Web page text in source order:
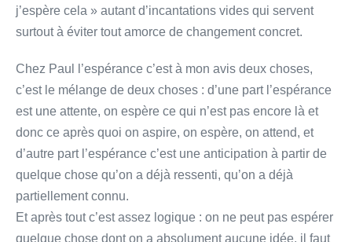
j’espère cela » autant d’incantations vides qui servent
surtout à éviter tout amorce de changement concret.
Chez Paul l’espérance c’est à mon avis deux choses,
c’est le mélange de deux choses : d’une part l’espérance
est une attente, on espère ce qui n’est pas encore là et
donc ce après quoi on aspire, on espère, on attend, et
d’autre part l’espérance c’est une anticipation à partir de
quelque chose qu’on a déjà ressenti, qu’on a déjà
partiellement connu.
Et après tout c’est assez logique : on ne peut pas espérer
quelque chose dont on a absolument aucune idée, il faut